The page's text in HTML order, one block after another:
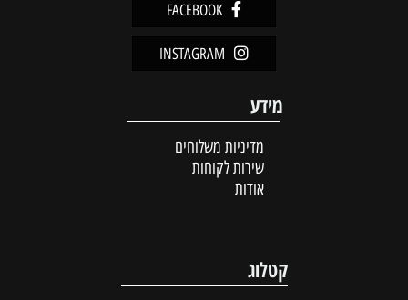
FACEBOOK
INSTAGRAM
מידע
מדיניות משלוחים
שירות לקוחות
אודות
קטלוג